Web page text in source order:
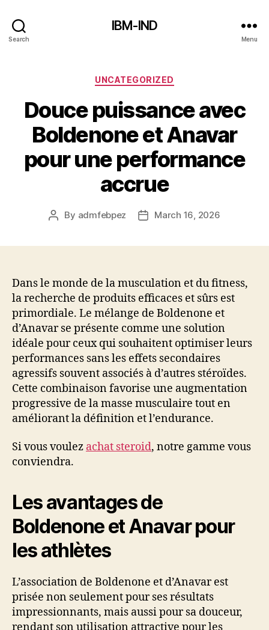
Search
IBM-IND
Menu
Categories
UNCATEGORIZED
Douce puissance avec
Boldenone et Anavar
pour une performance
accrue
Post
By admfebpez
PostMarch 16, 2026
Dans le monde de la musculation et du fitness,
la recherche de produits efficaces et sûrs est
primordiale. Le mélange de Boldenone et
d’Anavar se présente comme une solution
idéale pour ceux qui souhaitent optimiser leurs
performances sans les effets secondaires
agressifs souvent associés à d’autres stéroïdes.
Cette combinaison favorise une augmentation
progressive de la masse musculaire tout en
améliorant la définition et l’endurance.
Si vous voulez achat steroid, notre gamme vous
conviendra.
Les avantages de
Boldenone et Anavar pour
les athlètes
L’association de Boldenone et d’Anavar est
prisée non seulement pour ses résultats
impressionnants, mais aussi pour sa douceur,